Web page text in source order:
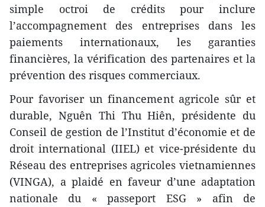
simple octroi de crédits pour inclure
l’accompagnement des entreprises dans les
paiements internationaux, les garanties
financières, la vérification des partenaires et la
prévention des risques commerciaux.
Pour favoriser un financement agricole sûr et
durable, Nguên Thi Thu Hiên, présidente du
Conseil de gestion de l’Institut d’économie et de
droit international (IIEL) et vice-présidente du
Réseau des entreprises agricoles vietnamiennes
(VINGA), a plaidé en faveur d’une adaptation
nationale du « passeport ESG » afin de